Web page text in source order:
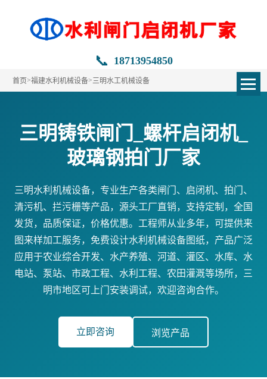
📞 18713954850
首页>福建水利机械设备>三明水工机械设备
三明铸铁闸门_螺杆启闭机_
玻璃钢拍门厂家
三明水利机械设备，专业生产各类闸门、启闭机、拍门、
清污机、拦污栅等产品，源头工厂直销，支持定制，全国
发货，品质保证，价格优惠。工程师从业多年，可提供来
图来样加工服务，免费设计水利机械设备图纸，产品广泛
应用于农业综合开发、水产养殖、河道、灌区、水库、水
电站、泵站、市政工程、水利工程、农田灌溉等场所，三
明市地区可上门安装调试，欢迎咨询合作。
立即咨询 浏览产品